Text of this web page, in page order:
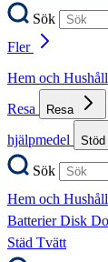
Sök
Fler
Hem och Hushåll
Resa
Resa
hjälpmedel
Stöd
Sök
Hem och Hushåll
BatterierDisk
Städ Tvätt